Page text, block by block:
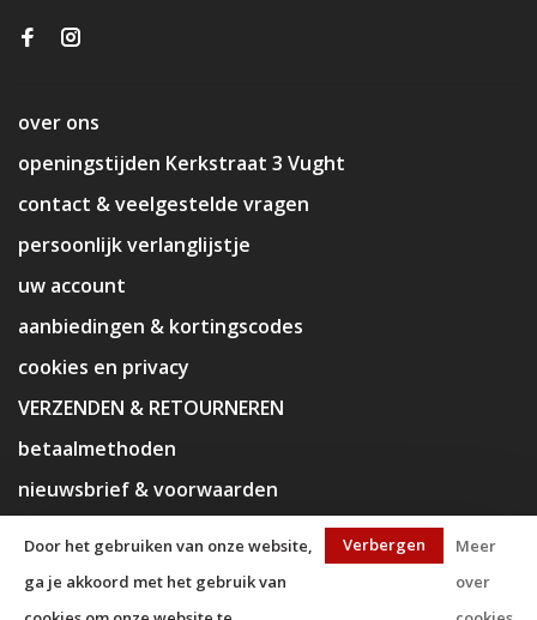
over ons
openingstijden Kerkstraat 3 Vught
contact & veelgestelde vragen
persoonlijk verlanglijstje
uw account
aanbiedingen & kortingscodes
cookies en privacy
VERZENDEN & RETOURNEREN
betaalmethoden
nieuwsbrief & voorwaarden
Door het gebruiken van onze website,
ga je akkoord met het gebruik van
Verbergen
Meer
over